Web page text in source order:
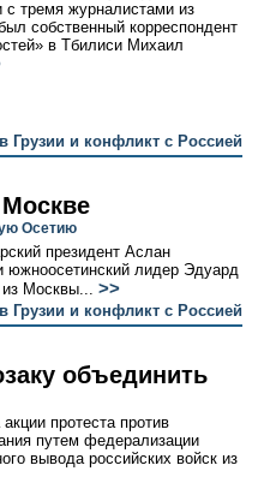
с тремя журналистами из
собственный корреспондент
в Тбилиси Михаил
Грузии и конфликт с Россией
Москве
Осетию
президент Аслан
лидер Эдуард
из Москвы... >>
Грузии и конфликт с Россией
объединить
протеста против
путем федерализации
вывода российских войск из